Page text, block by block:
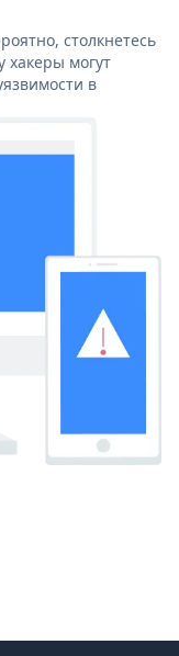
столкнетесь
хакеры могут
в